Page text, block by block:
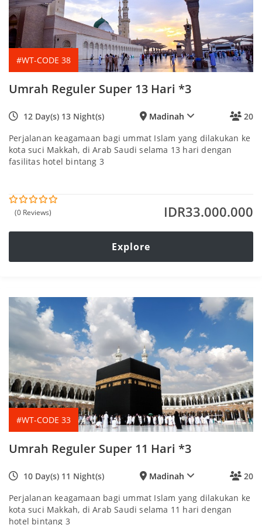
#WT-CODE 38
Umrah Reguler Super 13 Hari *3
12 Day(s) 13 Night(s) Madinah
20
Perjalanan keagamaan bagi ummat Islam yang dilakukan ke
kota suci Makkah, di Arab Saudi selama 13 hari dengan
fasilitas hotel bintang 3
IDR33.000.000
0
u
(0 Reviews)
Explore
#WT-CODE 33
Umrah Reguler Super 11 Hari *3
10 Day(s) 11 Night(s) Madinah
20
Perjalanan keagamaan bagi ummat Islam yang dilakukan ke
kota suci Makkah, di Arab Saudi selama 11 hari dengan
hotel bintang 3